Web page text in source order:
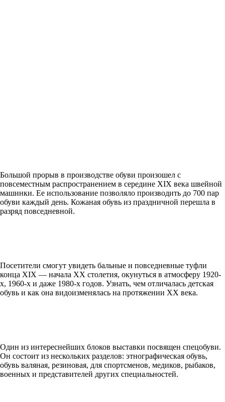
Большой прорыв в производстве обуви произошел с
повсеместным распространением в середине XIX века швейной
машинки. Ее использование позволяло производить до 700 пар
обуви каждый день. Кожаная обувь из праздничной перешла в
разряд повседневной.
Посетители смогут увидеть бальные и повседневные туфли
конца XIX — начала XX столетия, окунуться в атмосферу 1920-
х, 1960-х и даже 1980-х годов. Узнать, чем отличалась детская
обувь и как она видоизменялась на протяжении ХХ века.
Один из интереснейших блоков выставки посвящен спецобуви.
Он состоит из нескольких разделов: этнографическая обувь,
обувь валяная, резиновая, для спортсменов, медиков, рыбаков,
военных и представителей других специальностей.